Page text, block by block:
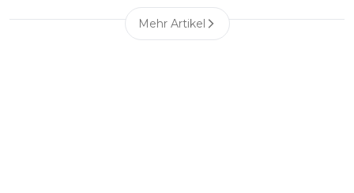
Mehr Artikel